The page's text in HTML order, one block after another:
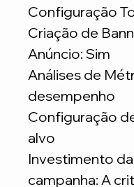
Configuração
Criação de
Anúncio: Sim
Análises de
desempenho
Configuração
alvo
Investimento da
campanha: A